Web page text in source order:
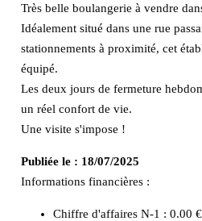
Très belle boulangerie à vendre
Idéalement situé dans une rue
stationnements à proximité, cet
équipé.
Les deux jours de fermeture
un réel confort de vie.
Une visite s'impose !
Publiée le : 18/07/2025
Informations financières :
Chiffre d'affaires N-1 : 0.00 €